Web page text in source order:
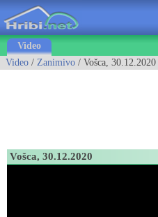
Video
Video / Zanimivo / Vošca, 30.12.2020
Vošca, 30.12.2020